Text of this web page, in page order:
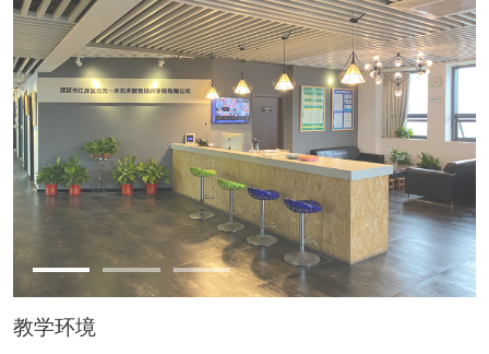
教学环境